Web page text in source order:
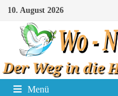
Zum
Inhalt
springen
10. August 2026
Menü